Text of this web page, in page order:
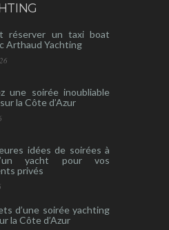
réserver un taxi boat
Arthaud Yachting
une soirée inoubliable
la Côte d’Azur
idées de soirées à
yacht pour vos
privés
d’une soirée yachting
la Côte d’Azur